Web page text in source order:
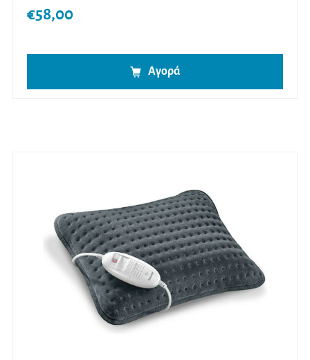
€58,00
Αγορά